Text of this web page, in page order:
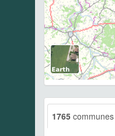
1765 communes